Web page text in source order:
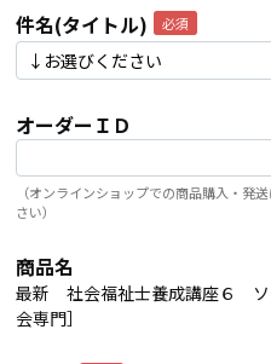
件名(タイトル)
オーダーＩＤ
（オンラインショップでの商品購入・発
さい）
商品名
最新 社会福祉士養成講座６ ソ
会専門］